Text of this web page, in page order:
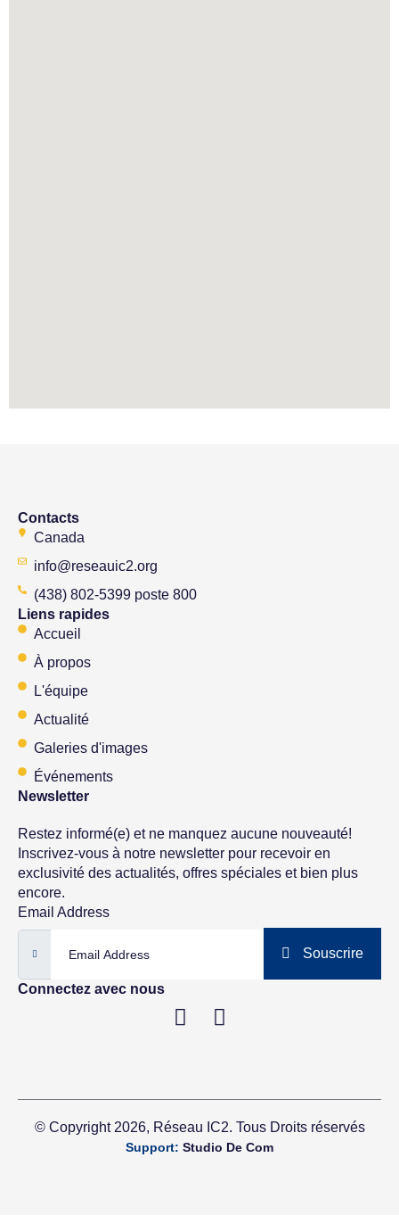
Contacts
Canada
info@reseauic2.org
(438) 802-5399 poste 800
Liens rapides
Accueil
À propos
L'équipe
Actualité
Galeries d'images
Événements
Newsletter
Restez informé(e) et ne manquez aucune nouveauté!
Inscrivez-vous à notre newsletter pour recevoir en
exclusivité des actualités, offres spéciales et bien plus
encore.
Email Address
Souscrire
Connectez avec nous
© Copyright 2026, Réseau IC2. Tous Droits réservés
Support: Studio De Com